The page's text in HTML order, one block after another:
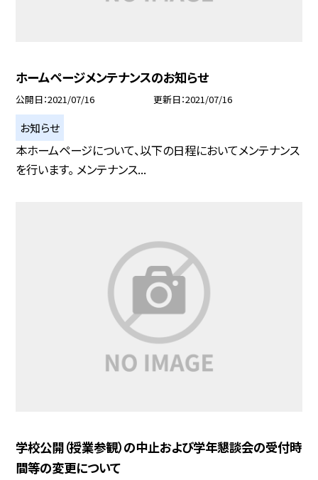
ホームページメンテナンスのお知らせ
公開日 2021/07/16 更新日 2021/07/16
お知らせ
本ホームページについて、以下の日程においてメンテナンス
を行います。 メンテナンス...
学校公開（授業参観）の中止および学年懇談会の受付時
間等の変更について